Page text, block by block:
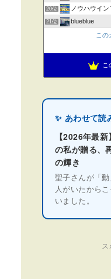
20位 ノウハウイ
21位 blueblue
この
こ
✨ あわせて読
【2026年最
の私が贈る、
の輝き
聖子さんが「
人がいたから
いました。